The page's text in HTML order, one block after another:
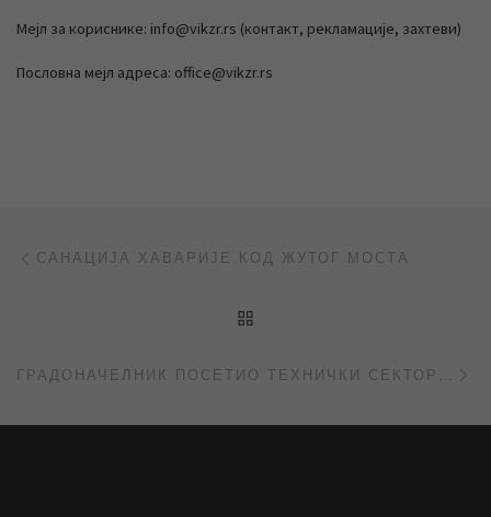
Мејл за кориснике: info@vikzr.rs (контакт, рекламације, захтеви)
Пословна мејл адреса: office@vikzr.rs
Post navigation
САНАЦИЈА ХАВАРИЈЕ КОД ЖУТОГ МОСТА